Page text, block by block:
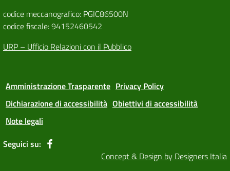
codice meccanografico: PGIC86500N
codice fiscale: 94152460542
URP – Ufficio Relazioni con il Pubblico
Amministrazione Trasparente Privacy Policy
Dichiarazione di accessibilità Obiettivi di accessibilità
Note legali
Seguici su:
Concept & Design by Designers Italia